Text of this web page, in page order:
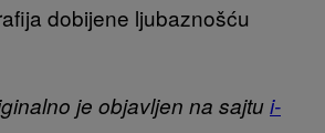
dobijene ljubaznošću
je objavljen na sajtui-